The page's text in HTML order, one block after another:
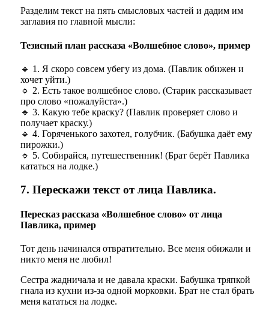
Разделим текст на пять смысловых частей и дадим им
заглавия по главной мысли:
Тезисный план рассказа «Волшебное слово», пример
🔹 1. Я скоро совсем убегу из дома. (Павлик обижен и
хочет уйти.)
🔹 2. Есть такое волшебное слово. (Старик рассказывает
про слово «пожалуйста».)
🔹 3. Какую тебе краску? (Павлик проверяет слово и
получает краску.)
🔹 4. Горяченького захотел, голубчик. (Бабушка даёт ему
пирожки.)
🔹 5. Собирайся, путешественник! (Брат берёт Павлика
кататься на лодке.)
7. Перескажи текст от лица Павлика.
Пересказ рассказа «Волшебное слово» от лица
Павлика, пример
Тот день начинался отвратительно. Все меня обижали и
никто меня не любил!
Сестра жадничала и не давала краски. Бабушка тряпкой
гнала из кухни из-за одной морковки. Брат не стал брать
меня кататься на лодке.